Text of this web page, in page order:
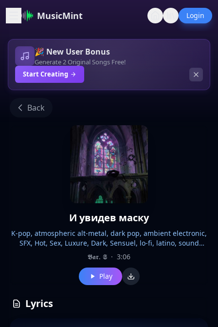
MusicMint Login
🎉 New User Bonus
Generate 2 Original Songs Free!
Start Creating
Back
И увидев маску
K-pop, atmospheric alt-metal, dark pop, ambient electronic,
SFX, Hot, Sex, Luxure, Dark, Sensuel, lo-fi, latino, sound
track, slowly, Create a dark academia chamber-pop/lofi-hop
track for an intimate, close-mic baritone male singer, 78
BPM, Big Room EDM, psychedelic pop, British Invasion rock,
металлический ударный, электро-дэнс, горловое пение,
сертанехо, ловушечный металл, высокий уровень
энергии, оркестровое вступление, клубные танцы,
𝕭𝖆𝖗. 𝕾 · 3:06
Play
Lyrics